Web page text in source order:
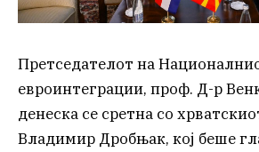
Претседателот на
евроинтеграции, проф. Д-р
денеска се сретна со
Владимир Дробњак, кој беше